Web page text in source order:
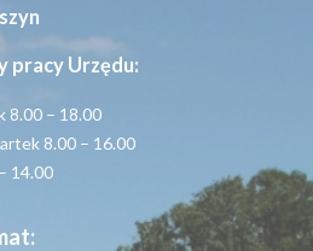
pracy Urzędu:
8.00 – 18.00
8.00 – 16.00
14.00